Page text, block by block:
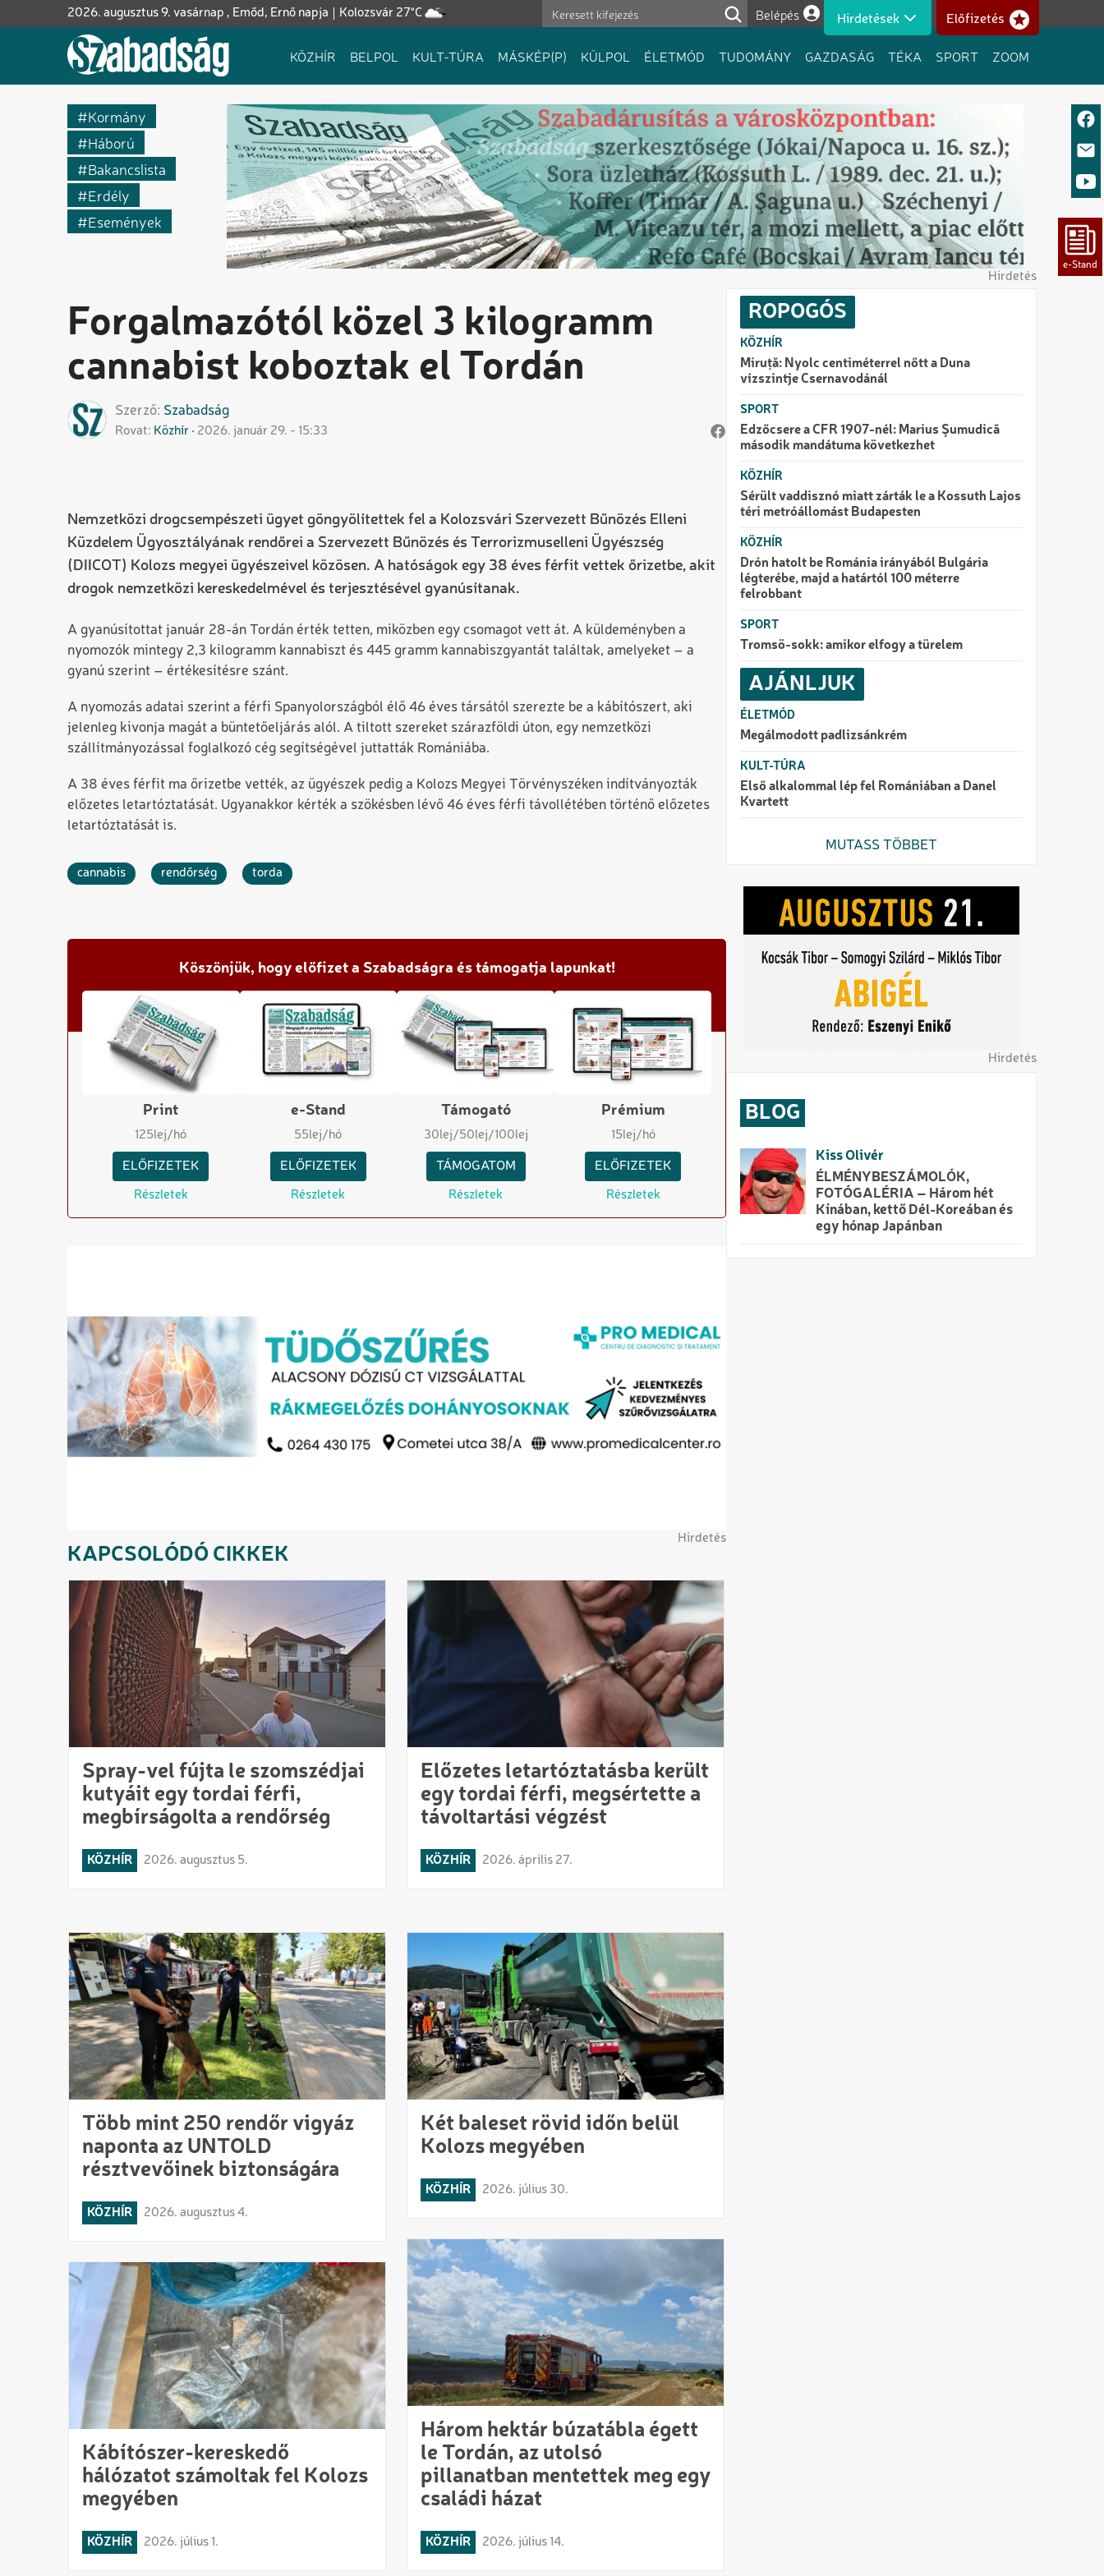
a
Kolozsvár 27°C
2026. augusztus 9. vasárnap , Emőd, Ernő napja
Felhasználói fiók menüje
Belépés Hirdetések Előfizetés
Fő
KÖZHÍR BELPOL KULT-TÚRA MÁSKÉP(P) KÜLPOL ÉLETMÓD TUDOMÁNY GAZDASÁG TÉKA SPORT ZOOM
Kormány
Háború
Bakancslista
Erdély
Események
Hirdetés
Forgalmazótól közel 3 kilogramm
cannabist koboztak el Tordán
Szerző Szabadság
Rovat Közhír 2026. január 29. - 15:33
Nemzetközi drogcsempészeti ügyet göngyölítettek fel a Kolozsvári Szervezett Bűnözés Elleni
Küzdelem Ügyosztályának rendőrei a Szervezett Bűnözés és Terrorizmuselleni Ügyészség
(DIICOT) Kolozs megyei ügyészeivel közösen. A hatóságok egy 38 éves férfit vettek őrizetbe, akit
drogok nemzetközi kereskedelmével és terjesztésével gyanúsítanak.
A gyanúsítottat január 28-án Tordán érték tetten, miközben egy csomagot vett át. A küldeményben a
nyomozók mintegy 2,3 kilogramm kannabiszt és 445 gramm kannabiszgyantát találtak, amelyeket – a
gyanú szerint – értékesítésre szánt.
A nyomozás adatai szerint a férfi Spanyolországból élő 46 éves társától szerezte be a kábítószert, aki
jelenleg kivonja magát a büntetőeljárás alól. A tiltott szereket szárazföldi úton, egy nemzetközi
szállítmányozással foglalkozó cég segítségével juttatták Romániába.
A 38 éves férfit ma őrizetbe vették, az ügyészek pedig a Kolozs Megyei Törvényszéken indítványozták
előzetes letartóztatását. Ugyanakkor kérték a szökésben lévő 46 éves férfi távollétében történő előzetes
letartóztatását is.
cannabis rendőrség torda
Köszönjük, hogy előfizet a Szabadságra és támogatja lapunkat!
Print
125lej/hó
ELŐFIZETEK
Részletek
e-Stand
55lej/hó
ELŐFIZETEK
Részletek
Támogató
30lej/50lej/100lej
TÁMOGATOM
Részletek
Prémium
15lej/hó
ELŐFIZETEK
Részletek
Hirdetés
KAPCSOLÓDÓ CIKKEK
Spray-vel fújta le szomszédjai
kutyáit egy tordai férfi,
megbírságolta a rendőrség
KÖZHÍR 2026. augusztus 5.
Előzetes letartóztatásba került
egy tordai férfi, megsértette a
távoltartási végzést
KÖZHÍR 2026. április 27.
Több mint 250 rendőr vigyáz
naponta az UNTOLD
résztvevőinek biztonságára
KÖZHÍR 2026. augusztus 4.
Két baleset rövid időn belül
Kolozs megyében
KÖZHÍR 2026. július 30.
Három hektár búzatábla égett
le Tordán, az utolsó
pillanatban mentettek meg egy
családi házat
KÖZHÍR 2026. július 14.
Kábítószer-kereskedő
hálózatot számoltak fel Kolozs
megyében
KÖZHÍR 2026. július 1.
ROPOGÓS
KÖZHÍR
Miruță: Nyolc centiméterrel nőtt a Duna
vízszintje Csernavodánál
SPORT
Edzőcsere a CFR 1907-nél: Marius Şumudică
második mandátuma következhet
KÖZHÍR
Sérült vaddisznó miatt zárták le a Kossuth Lajos
téri metróállomást Budapesten
KÖZHÍR
Drón hatolt be Románia irányából Bulgária
légterébe, majd a határtól 100 méterre
felrobbant
SPORT
Tromsö-sokk: amikor elfogy a türelem
AJÁNLJUK
ÉLETMÓD
Megálmodott padlizsánkrém
KULT-TÚRA
Első alkalommal lép fel Romániában a Danel
Kvartett
MUTASS TÖBBET
Hirdetés
BLOG
Kiss Olivér
ÉLMÉNYBESZÁMOLÓK,
FOTÓGALÉRIA – Három hét
Kínában, kettő Dél-Koreában és
egy hónap Japánban